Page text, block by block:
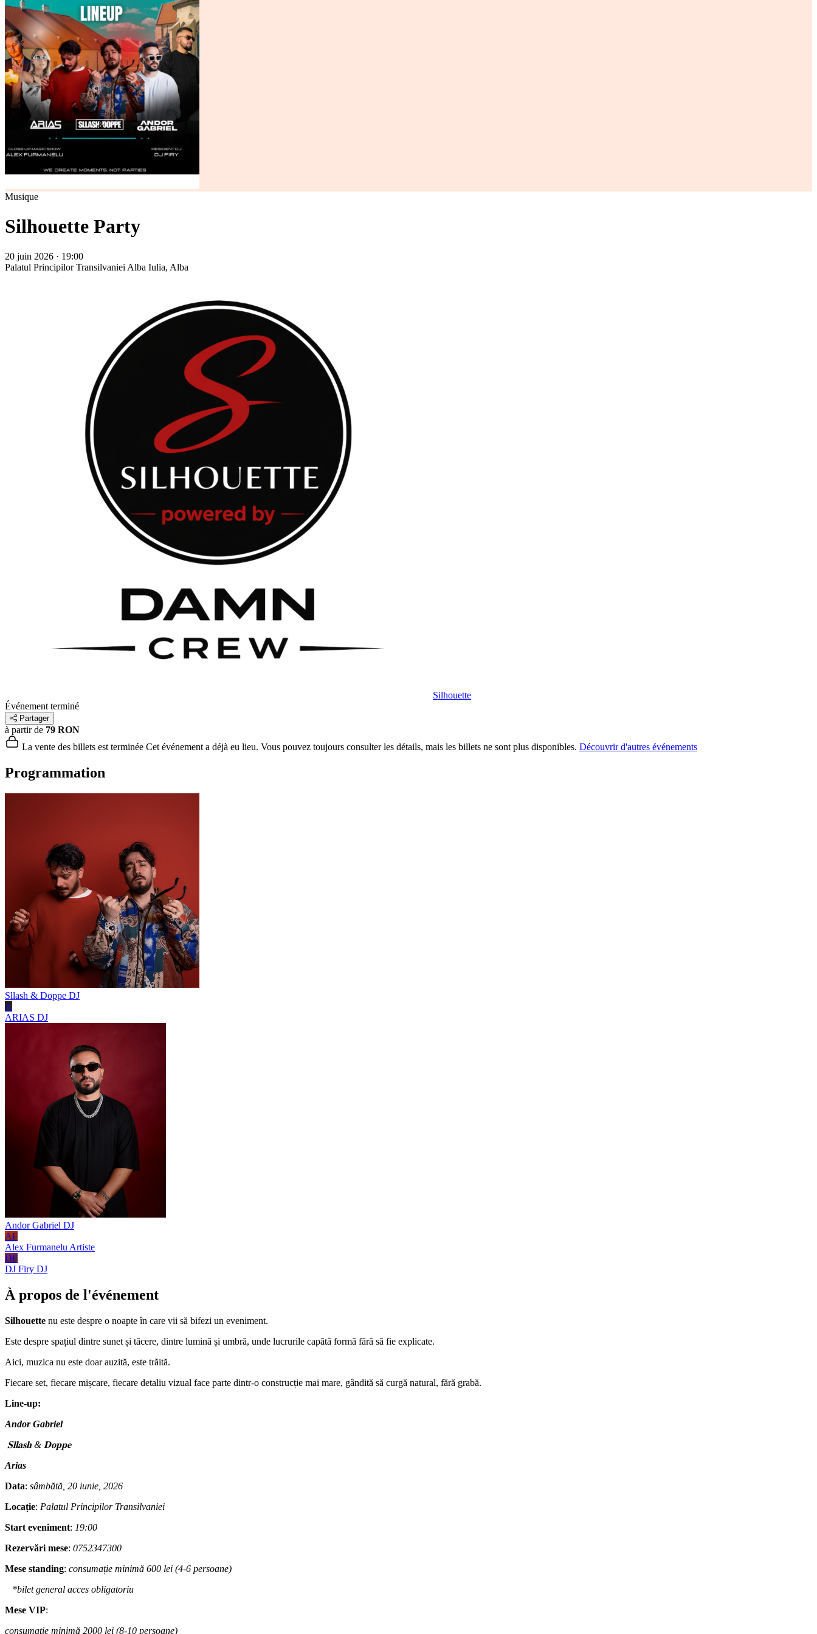
Musique
Silhouette Party
20 juin 2026 · 19:00
Palatul Principilor Transilvaniei Alba Iulia, Alba
Silhouette
Événement terminé
Partager
à partir de 79 RON
La vente des billets est terminée Cet événement a déjà eu lieu. Vous pouvez toujours consulter les détails, mais les billets ne sont plus disponibles. Découvrir d'autres événements
Programmation
Sllash & Doppe DJ
A
ARIAS DJ
Andor Gabriel DJ
AF
Alex Furmanelu Artiste
DF
DJ Firy DJ
À propos de l'événement
Silhouette nu este despre o noapte în care vii să bifezi un eveniment.
Este despre spațiul dintre sunet și tăcere, dintre lumină și umbră, unde lucrurile capătă formă fără să fie explicate.
Aici, muzica nu este doar auzită, este trăită.
Fiecare set, fiecare mișcare, fiecare detaliu vizual face parte dintr-o construcție mai mare, gândită să curgă natural, fără grabă.
Line-up:
Andor Gabriel
𝐒𝐥𝐥𝐚𝐬𝐡 & 𝐃𝐨𝐩𝐩𝐞
Arias
Data: sâmbătă, 20 iunie, 2026
Locație: Palatul Principilor Transilvaniei
Start eveniment: 19:00
Rezervări mese: 0752347300
Mese standing: consumație minimă 600 lei (4-6 persoane)
*bilet general acces obligatoriu
Mese VIP:
consumație minimă 2000 lei (8-10 persoane)